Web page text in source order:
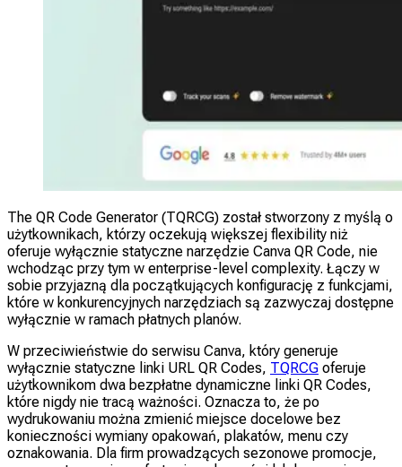
The QR Code Generator (TQRCG) został stworzony z myślą o
użytkownikach, którzy oczekują większej flexibility niż
oferuje wyłącznie statyczne narzędzie Canva QR Code, nie
wchodząc przy tym w enterprise-level complexity. Łączy w
sobie przyjazną dla początkujących konfigurację z funkcjami,
które w konkurencyjnych narzędziach są zazwyczaj dostępne
wyłącznie w ramach płatnych planów.
W przeciwieństwie do serwisu Canva, który generuje
wyłącznie statyczne linki URL QR Codes, TQRCG oferuje
użytkownikom dwa bezpłatne dynamiczne linki QR Codes,
które nigdy nie tracą ważności. Oznacza to, że po
wydrukowaniu można zmienić miejsce docelowe bez
konieczności wymiany opakowań, plakatów, menu czy
oznakowania. Dla firm prowadzących sezonowe promocje,